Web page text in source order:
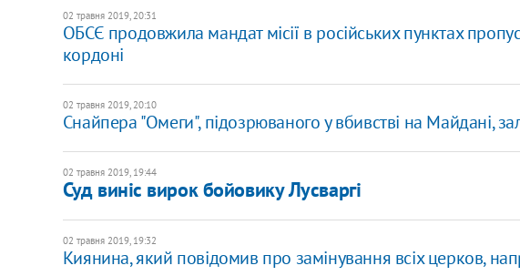
02 травня 2019, 20:31
ОБСЄ продовжила мандат місії в російських пунктах
кордоні
02 травня 2019, 20:10
Снайпера "Омеги", підозрюваного у вбивстві на Майдані,
02 травня 2019, 19:44
Суд виніс вирок бойовику Лусваргі
02 травня 2019, 19:32
Киянина, який повідомив про замінування всіх церков,